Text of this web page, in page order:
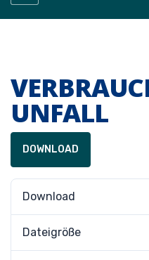
UNFALL
DOWNLOAD
Download
Dateigröße